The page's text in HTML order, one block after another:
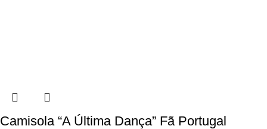
Camisola “A Última Dança” Fã Portugal